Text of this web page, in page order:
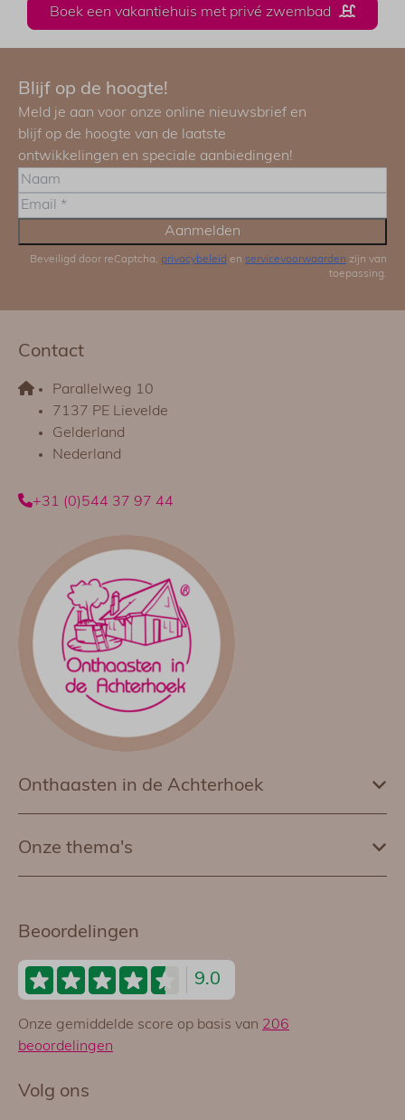
Boek een vakantiehuis met privé zwembad
Blijf op de hoogte!
Meld je aan voor onze online nieuwsbrief en
blijf op de hoogte van de laatste
ontwikkelingen en speciale aanbiedingen!
Aanmelden
Beveiligd door reCaptcha, privacybeleid en servicevoorwaarden zijn van
toepassing.
Contact
Parallelweg 10
7137 PE Lievelde
Gelderland
Nederland
+31 (0)544 37 97 44
Onthaasten in de Achterhoek
Onze thema's
Beoordelingen
9.0
Onze gemiddelde score op basis van 206
beoordelingen
Volg ons